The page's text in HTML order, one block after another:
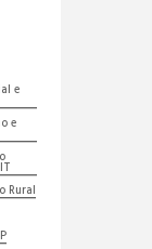
e
e
Rural